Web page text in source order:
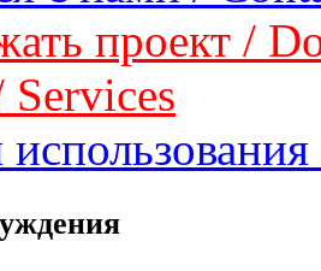
проект /
Services